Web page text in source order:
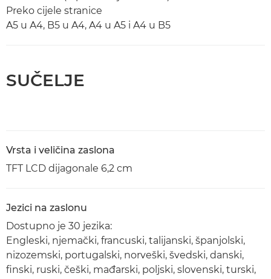
Preko cijele stranice
A5 u A4, B5 u A4, A4 u A5 i A4 u B5
SUČELJE
Vrsta i veličina zaslona
TFT LCD dijagonale 6,2 cm
Jezici na zaslonu
Dostupno je 30 jezika:
Engleski, njemački, francuski, talijanski, španjolski,
nizozemski, portugalski, norveški, švedski, danski,
finski, ruski, češki, mađarski, poljski, slovenski, turski,